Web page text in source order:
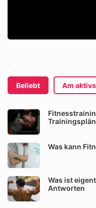
Beliebt Am
Was kann
Was ist
Antworten